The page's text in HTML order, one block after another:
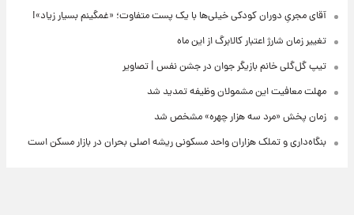
آقای مجریِ دوران کودکی خیلی‌ها با یک پست متفاوت؛ «غمگینم بسیار زیاد»!
تغییر زمان شارژ اعتبار کالابرگ از این ماه
تیپ گل‌گلی خانم بازیگر جوان در جشن نفس | تصاویر
مهلت معافیت این مشمولان وظیفه تمدید شد
زمان پخش «مرد سه هزار چهره» مشخص شد
بنگاه‌داری و تملک هزاران واحد مسکونی ریشه اصلی بحران در بازار مسکن است